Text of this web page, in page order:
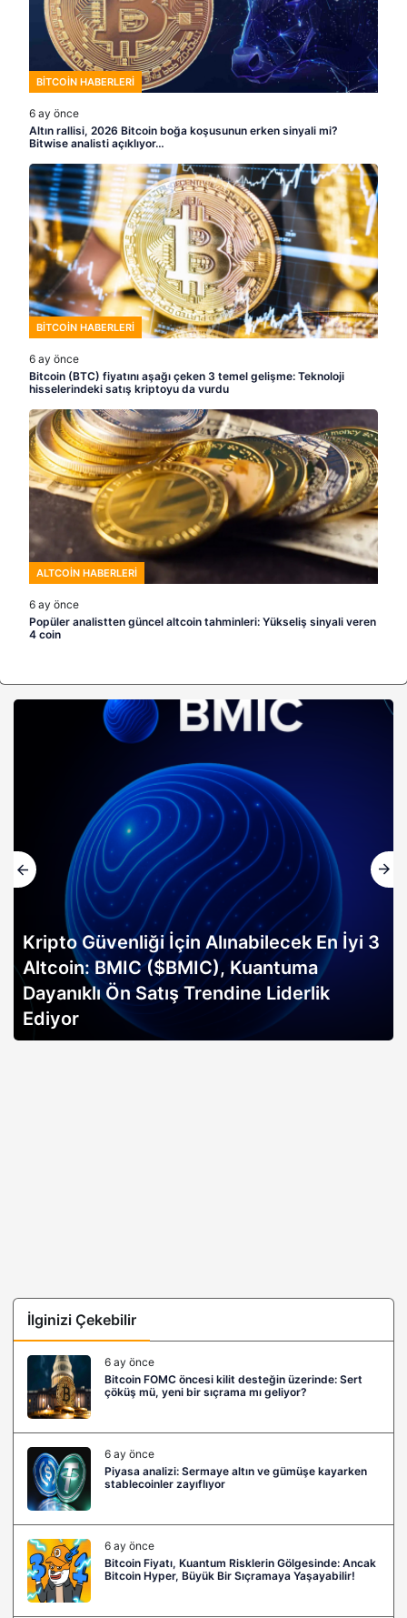
BITCOIN HABERLERI
6 ay önce
Altın rallisi, 2026 Bitcoin boğa koşusunun erken sinyali mi?
Bitwise analisti açıklıyor…
BITCOIN HABERLERI
6 ay önce
Bitcoin (BTC) fiyatını aşağı çeken 3 temel gelişme: Teknoloji
hisselerindeki satış kriptoyu da vurdu
ALTCOIN HABERLERI
6 ay önce
Popüler analistten güncel altcoin tahminleri: Yükseliş sinyali veren
4 coin
Kripto Güvenliği İçin Alınabilecek En İyi 3
Altcoin: BMIC ($BMIC), Kuantuma
Dayanıklı Ön Satış Trendine Liderlik
Ediyor
İlginizi Çekebilir
6 ay önce
Bitcoin FOMC öncesi kilit desteğin üzerinde: Sert
çöküş mü, yeni bir sıçrama mı geliyor?
6 ay önce
Piyasa analizi: Sermaye altın ve gümüşe kayarken
stablecoinler zayıflıyor
6 ay önce
Bitcoin Fiyatı, Kuantum Risklerin Gölgesinde: Ancak
Bitcoin Hyper, Büyük Bir Sıçramaya Yaşayabilir!